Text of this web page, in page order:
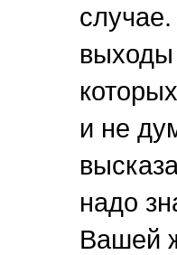
выходы
и не
надо
Вашей